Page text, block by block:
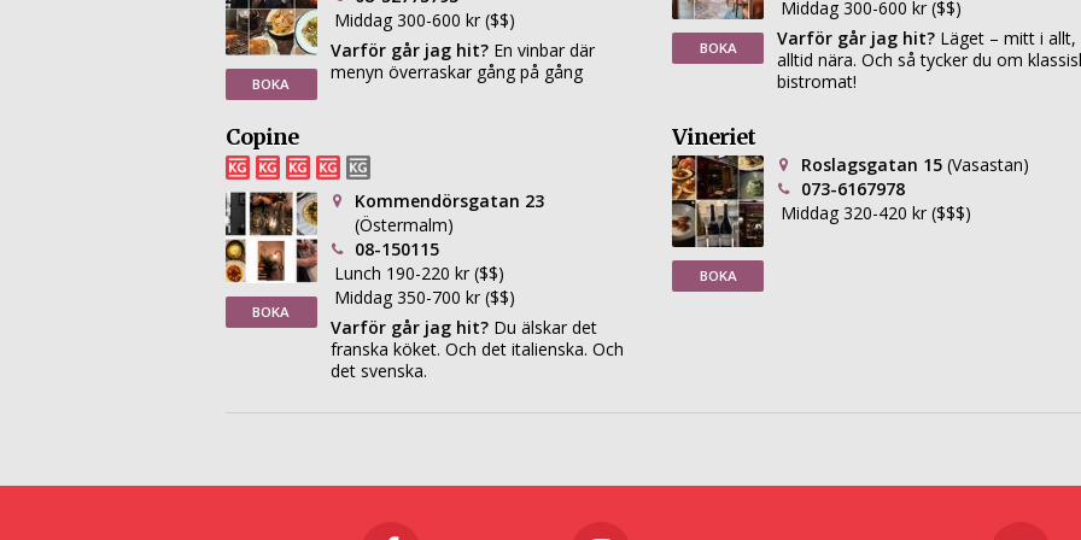
BOKA
Middag 300-600 kr ($$)
Varför går jag hit? En vinbar där
menyn överraskar gång på gång
BOKA
Middag 300-600 kr ($$)
Varför går jag hit? Läget – mitt i allt,
alltid nära. Och så tycker du om
bistromat!
Copine
BOKA
Kommendörsgatan 23
(Östermalm)
08-150115
Lunch 190-220 kr ($$)
Middag 350-700 kr ($$)
Varför går jag hit? Du älskar det
franska köket. Och det italienska. Och
det svenska.
Vineriet
BOKA
Roslagsgatan 15 (Vasastan)
073-6167978
Middag 320-420 kr ($$$)